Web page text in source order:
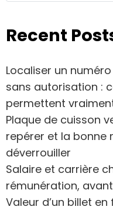
Recent
Localiser un
sans autorisation :
permettent
Plaque de cuisson
repérer et la bonne
déverrouiller
Salaire et carrière
rémunération,
Valeur d’un billet